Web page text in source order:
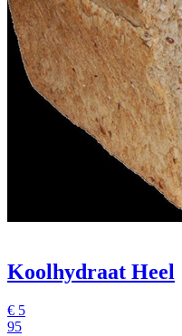
Koolhydraat Heel
€ 5
95